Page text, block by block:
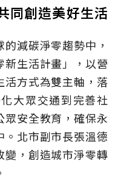
創造美好生活
減碳淨零趨勢中，
生活計畫」，以營
活方式為雙主軸，落
大眾交通到完善社
眾安全教育 ，確保永
北市副市長張溫德
，創造城市淨零轉